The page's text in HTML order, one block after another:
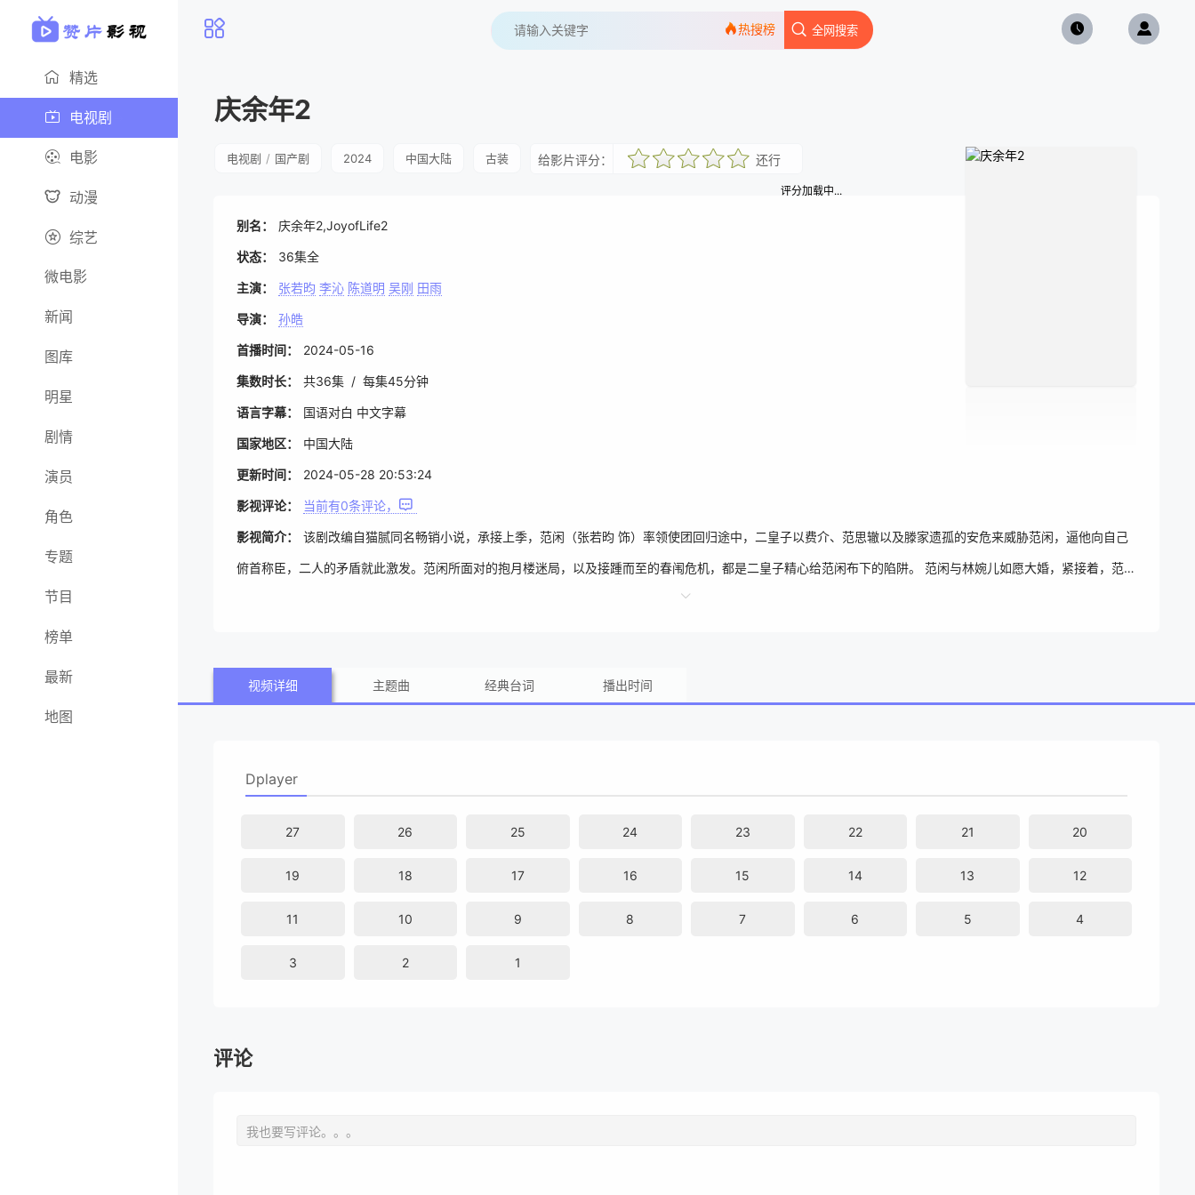
精选
电视剧
电影
动漫
综艺
微电影
新闻
图库
明星
剧情
演员
角色
专题
节目
榜单
最新
地图
全网搜索
热搜榜
评分加载中...
庆余年2
电视剧 / 国产剧 2024 中国大陆 古装 给影片评分：
很差较差还行 推荐力荐 还行
别名： 庆余年2,JoyofLife2
状态： 36集全
主演： 张若昀 李沁 陈道明 吴刚 田雨
导演： 孙皓
首播时间： 2024-05-16
集数时长： 共36集 / 每集45分钟
语言字幕： 国语对白 中文字幕
国家地区： 中国大陆
更新时间： 2024-05-28 20:53:24
影视评论： 当前有0条评论，
影视简介： 该剧改编自猫腻同名畅销小说，承接上季，范闲（张若昀 饰）率领使团回归途中，二皇子以费介、范思辙以及滕家遗孤的安危来威胁范闲，逼他向自己
俯首称臣，二人的矛盾就此激发。范闲所面对的抱月楼迷局，以及接踵而至的春闱危机，都是二皇子精心给范闲布下的陷阱。 范闲与林婉儿如愿大婚，紧接着，范闲
接手内库，却发现内库负债累累。 范闲拒绝了庆余堂大掌柜的相助，决定靠自己的力量解决内库危机，范闲相约城中众商贾相聚苍山，以售卖“库债”为机筹集了两千
视频详细
主题曲 经典台词 播出时间
Dplayer
27 26 25 24 23 22 21 20
19 18 17 16 15 14 13 12
11 10 9 8 7 6 5 4
3 2 1
评论